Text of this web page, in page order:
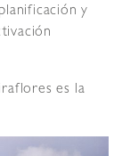
y
es la